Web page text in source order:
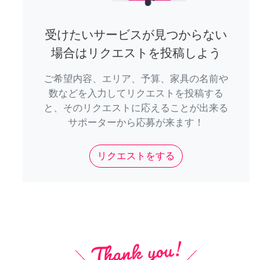
受けたいサービスが見つからない
場合はリクエストを投稿しよう
ご希望内容、エリア、予算、家具の名前や
数などを入力してリクエストを投稿する
と、そのリクエストに応えることが出来る
サポーターから応募が来ます！
リクエストをする